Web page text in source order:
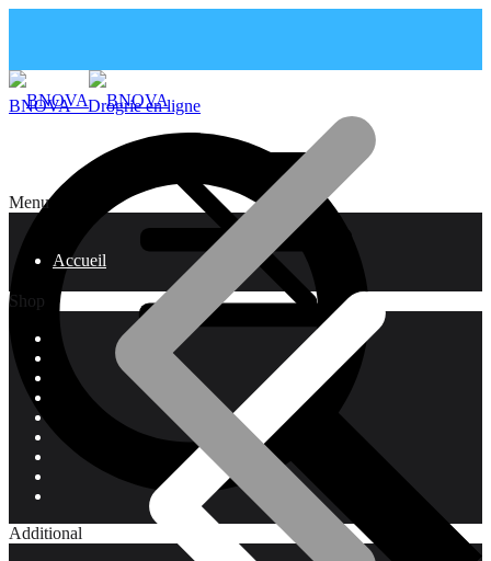
Menu
Accueil
Shop
Additional
BNOVA – Drogrie en ligne